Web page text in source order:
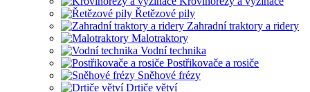
Řetězové pily
Zahradní traktory a ridery
Malotraktory
Vodní technika
Postřikovače a rosiče
Sněhové frézy
Drtiče větví